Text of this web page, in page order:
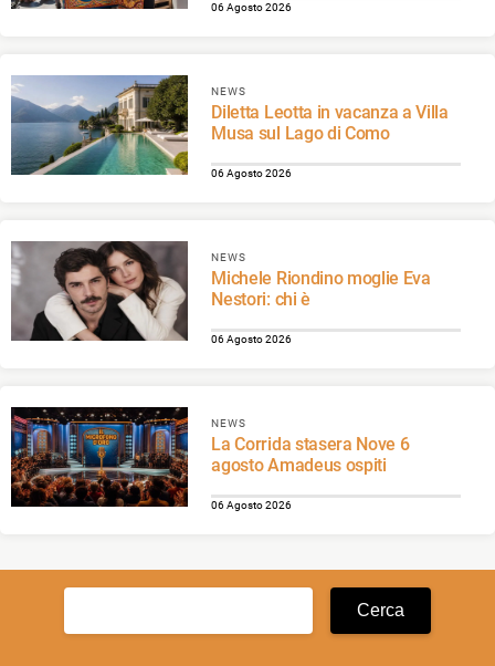
06 Agosto 2026
NEWS
Diletta Leotta in vacanza a Villa
Musa sul Lago di Como
06 Agosto 2026
NEWS
Michele Riondino moglie Eva
Nestori: chi è
06 Agosto 2026
NEWS
La Corrida stasera Nove 6
agosto Amadeus ospiti
06 Agosto 2026